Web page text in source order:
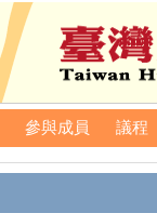
參與成員 議程